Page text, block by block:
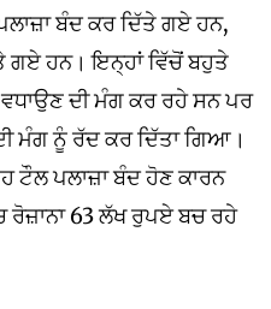
ਬੰਦ ਕਰ ਦਿੱਤੇ ਗਏ ਹਨ,
ਗਏ ਹਨ। ਇਨ੍ਹਾਂ ਵਿੱਚੋਂ ਬਹੁਤੇ
ਦੀ ਮੰਗ ਕਰ ਰਹੇ ਸਨ ਪਰ
ਮੰਗ ਨੂੰ ਰੱਦ ਕਰ ਦਿੱਤਾ ਗਿਆ।
ਟੌਲ ਪਲਾਜ਼ਾ ਬੰਦ ਹੋਣ ਕਾਰਨ
ਰੋਜ਼ਾਨਾ 63 ਲੱਖ ਰੁਪਏ ਬਚ ਰਹੇ